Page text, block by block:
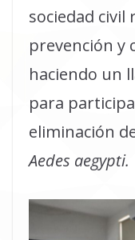
sociedad civil
prevención y
haciendo un
para
eliminación
Aedes aegypti.